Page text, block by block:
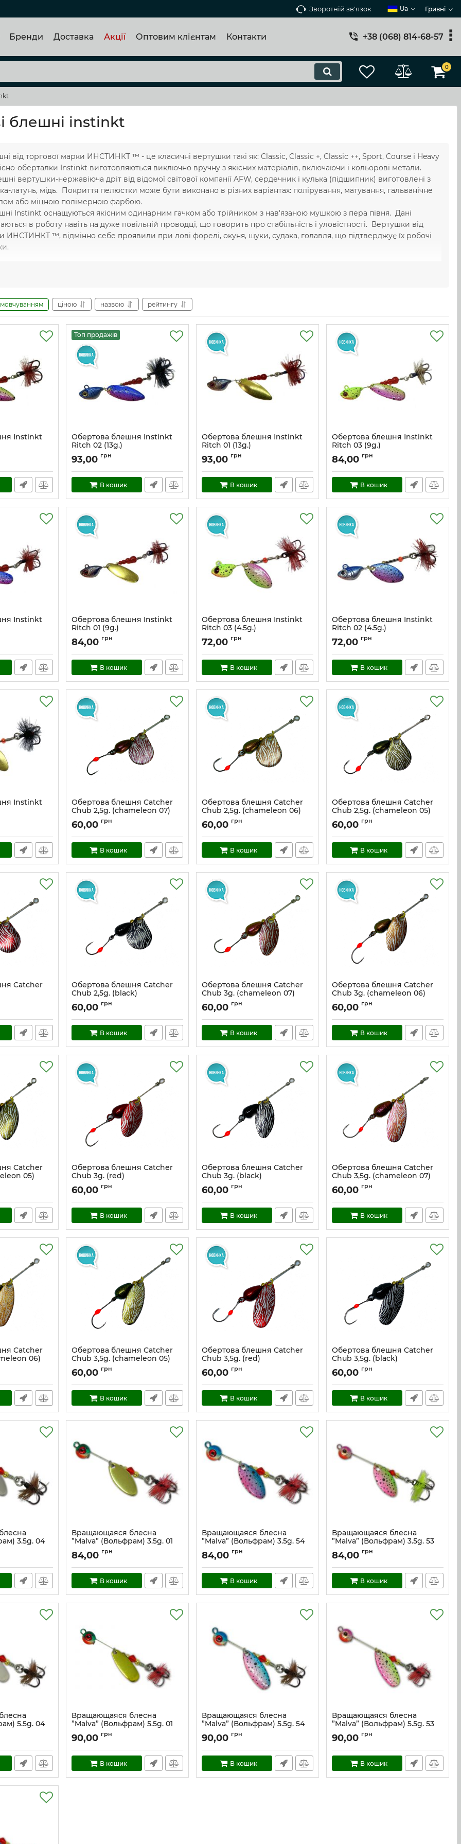
Зворотній зв'язок Ua Гривні
Бренди Доставка Акції Оптовим клієнтам Контакти +38 (068) 814-68-57
0
блешні instinkt
від торгової марки ИНСТИНКТ ™ - це класичні вертушки такі як: Classic, Classic +, Classic ++, Sport, Course і Heavy
оберталки Instinkt виготовляються виключно вручну з якісних матеріалів, включаючи і кольорові метали.
вертушки-нержавіюча дріт від відомої світової компанії AFW, сердечник і кулька (підшипник) виготовлені з
латунь, мідь. Покриття пелюстки може бути виконано в різних варіантах: полірування, матування, гальванічне
або міцною полімерною фарбою.
Instinkt оснащуються якісним одинарним гачком або трійником з нав'язаною мушкою з пера півня. Дані
в роботу навіть на дуже повільній проводці, що говорить про стабільність і уловістності. Вертушки від
ИНСТИНКТ ™, відмінно себе проявили при лові форелі, окуня, щуки, судака, голавля, що підтверджує їх робочі
ціною назвою рейтингу
Instinkt
Топ продажів
Обертова блешня Instinkt
Ritch 02 (13g.)
Артикул: Ritch_02_13
93,00 грн
В кошик
Обертова блешня Instinkt
Ritch 01 (13g.)
Артикул: Ritch_01_13
93,00 грн
В кошик
Обертова блешня Instinkt
Ritch 03 (9g.)
Артикул: Ritch_03_9
84,00 грн
В кошик
Instinkt
Обертова блешня Instinkt
Ritch 01 (9g.)
Артикул: Ritch_01_9
84,00 грн
В кошик
Обертова блешня Instinkt
Ritch 03 (4.5g.)
Артикул: Ritch_03_4.5
72,00 грн
В кошик
Обертова блешня Instinkt
Ritch 02 (4.5g.)
Артикул: Ritch_02_4.5
72,00 грн
В кошик
Instinkt
Обертова блешня Catcher
Chub 2,5g. (chameleon 07)
Артикул: cc_2,5_ch7
60,00 грн
В кошик
Обертова блешня Catcher
Chub 2,5g. (chameleon 06)
Артикул: cc_2,5_ch6
60,00 грн
В кошик
Обертова блешня Catcher
Chub 2,5g. (chameleon 05)
Артикул: cc_2,5_ch5
60,00 грн
В кошик
Catcher
Обертова блешня Catcher
Chub 2,5g. (black)
Артикул: cc_2,5_b
60,00 грн
В кошик
Обертова блешня Catcher
Chub 3g. (chameleon 07)
Артикул: сс_3_ch7
60,00 грн
В кошик
Обертова блешня Catcher
Chub 3g. (chameleon 06)
Артикул: cc_3_ch6
60,00 грн
В кошик
Catcher
05)
Обертова блешня Catcher
Chub 3g. (red)
Артикул: cc_3_r
60,00 грн
В кошик
Обертова блешня Catcher
Chub 3g. (black)
Артикул: cc_3_b
60,00 грн
В кошик
Обертова блешня Catcher
Chub 3,5g. (chameleon 07)
Артикул: cc_3,5_ch7
60,00 грн
В кошик
Catcher
06)
Обертова блешня Catcher
Chub 3,5g. (chameleon 05)
Артикул: cc_3,5_ch5
60,00 грн
В кошик
Обертова блешня Catcher
Chub 3,5g. (red)
Артикул: cc_3,5_r
60,00 грн
В кошик
Обертова блешня Catcher
Chub 3,5g. (black)
Артикул: cc_3,5_b
60,00 грн
В кошик
3.5g. 04
Вращающаяся блесна
”Malva” (Вольфрам) 3.5g. 01
Артикул: mal_3.5_01
84,00 грн
В кошик
Вращающаяся блесна
”Malva” (Вольфрам) 3.5g. 54
Артикул: mal_3.5_54
84,00 грн
В кошик
Вращающаяся блесна
”Malva” (Вольфрам) 3.5g. 53
Артикул: mal_3.5_53
84,00 грн
В кошик
5.5g. 04
Вращающаяся блесна
”Malva” (Вольфрам) 5.5g. 01
Артикул: mal_5.5_01
90,00 грн
В кошик
Вращающаяся блесна
”Malva” (Вольфрам) 5.5g. 54
Артикул: mal_5.5_54
90,00 грн
В кошик
Вращающаяся блесна
”Malva” (Вольфрам) 5.5g. 53
Артикул: mal_5.5_53
90,00 грн
В кошик